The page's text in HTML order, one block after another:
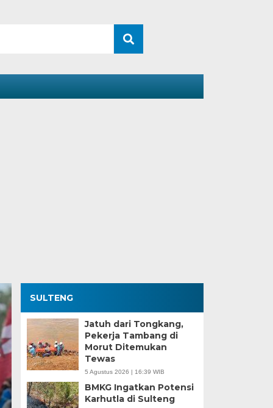
SULTENG
Jatuh dari Tongkang,
Pekerja Tambang di
Morut Ditemukan
Tewas
5 Agustus 2026 | 16:39 WIB
BMKG Ingatkan Potensi
Karhutla di Sulteng